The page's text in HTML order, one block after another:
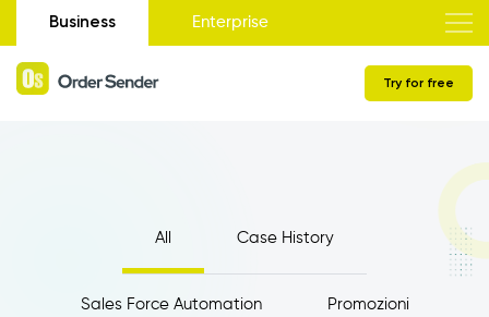
Business Enterprise
Try for free
All Case History
Sales Force Automation Promozioni